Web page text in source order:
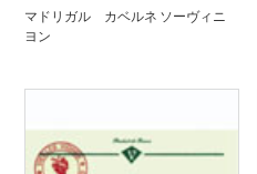
マドリガル カベルネ ソーヴィニ
ヨン